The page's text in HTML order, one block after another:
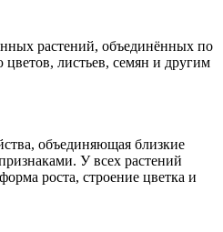
растений, объединённых по
листьев, семян и другим
объединяющая близкие
У всех растений
роста, строение цветка и